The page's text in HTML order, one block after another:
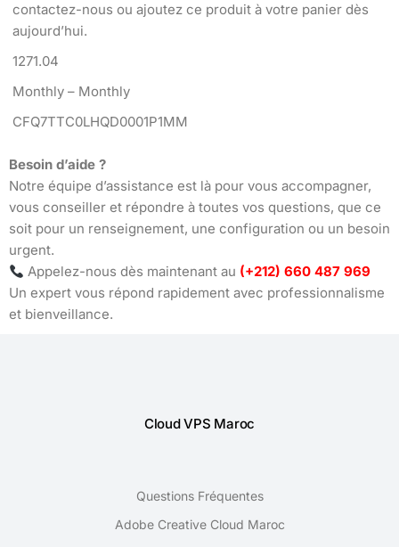
contactez-nous ou ajoutez ce produit à votre panier dès
aujourd’hui.
1271.04
Monthly – Monthly
CFQ7TTC0LHQD0001P1MM
Besoin d’aide ?
Notre équipe d’assistance est là pour vous accompagner,
vous conseiller et répondre à toutes vos questions, que ce
soit pour un renseignement, une configuration ou un besoin
urgent.
Appelez-nous dès maintenant au (+212) 660 487 969
Un expert vous répond rapidement avec professionnalisme
et bienveillance.
Cloud VPS Maroc
Questions Fréquentes
Adobe Creative Cloud Maroc